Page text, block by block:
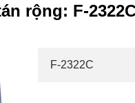
rộng: F-
F-2322C